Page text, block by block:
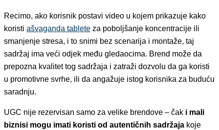
Recimo, ako korisnik postavi video u kojem prikazuje kako
koristi ašvaganda tablete za poboljšanje koncentracije ili
smanjenje stresa, i to snimi bez scenarija i montaže, taj
sadržaj ima veći odjek među gledaocima. Brend može da
prepozna kvalitet tog sadržaja i zatraži dozvolu da ga koristi
u promotivne svrhe, ili da angažuje istog korisnika za buduću
saradnju.
UGC nije rezervisan samo za velike brendove – čak i mali
biznisi mogu imati koristi od autentičnih sadržaja koje